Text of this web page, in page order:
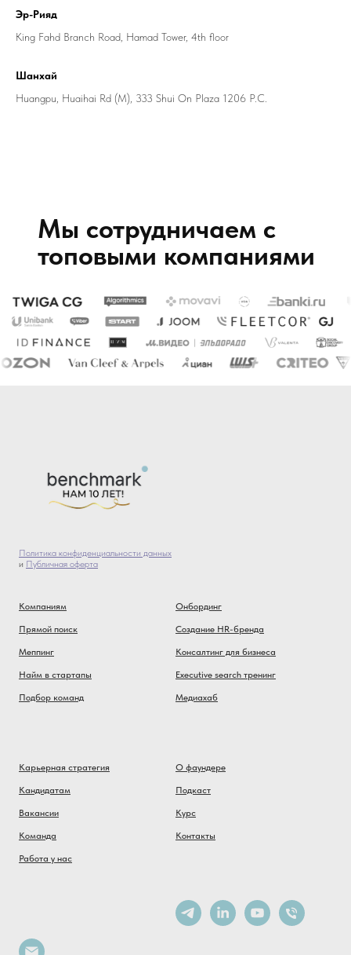
Эр-Рияд
King Fahd Branch Road, Hamad Tower, 4th floor
Шанхай
Huangpu, Huaihai Rd (M), 333 Shui On Plaza 1206 P.C.
Мы сотрудничаем с
топовыми компаниями
Политика конфиденциальности данных
и Публичная оферта
Компаниям
Прямой поиск
Меппинг
Найм в стартапы
Подбор команд
Онбординг
Создание HR-бренда
Консалтинг для бизнеса
Executive search тренинг
Медиахаб
Карьерная стратегия
Кандидатам
Вакансии
Команда
Работа у нас
О фаундере
Подкаст
Курс
Контакты